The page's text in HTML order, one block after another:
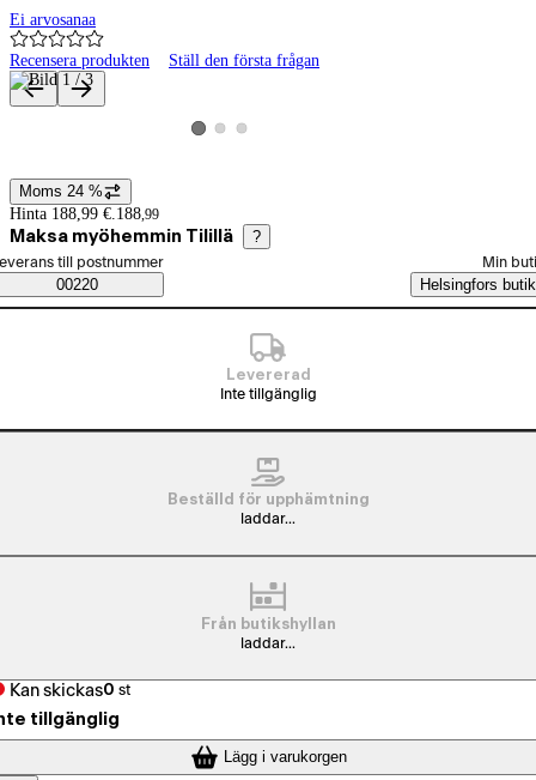
Ei arvosanaa
Recensera produkten Ställ den första frågan
Produktbilder och videor
Visa produktbild 1
Visa produktbild 2
Visa produktbild 3
Prisinformation
Moms 24 %
Hinta 188,99 €. 188,99
Maksa myöhemmin Tilillä ?
Saatavuustiedot
beställningssätt
till postnummer
00220
Min
Helsingfors butik
Levererad
Inte tillgänglig
Beställd för upphämtning
laddar...
Från butikshyllan
laddar...
Kan skickas0 st
tillgänglig
Lägg i varukorgen